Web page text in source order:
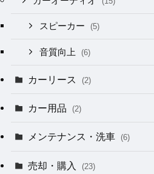
スピーカー (5)
音質向上 (6)
カーリース (2)
カー用品 (2)
メンテナンス・洗車 (6)
売却・購入 (23)